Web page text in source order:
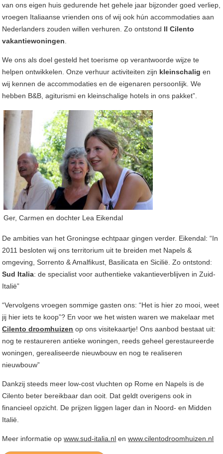
van ons eigen huis gedurende het gehele jaar bijzonder goed verliep,
vroegen Italiaanse vrienden ons of wij ook hún accommodaties aan
Nederlanders zouden willen verhuren. Zo ontstond Il Cilento
vakantiewoningen
We ons als doel gesteld het toerisme op verantwoorde wijze te
helpen ontwikkelen. Onze verhuur activiteiten zijn kleinschalig en
wij kennen de accommodaties en de eigenaren persoonlijk. We
hebben B&B, agiturismi en kleinschalige hotels in ons pakket”.
Ger, Carmen en dochter Lea Eikendal
De ambities van het Groningse echtpaar gingen verder. Eikendal: “In
2011 besloten wij ons territorium uit te breiden met Napels &
omgeving, Sorrento & Amalfikust, Basilicata en Sicilië. Zo ontstond:
Sud Italia: de specialist voor authentieke vakantieverblijven in Zuid-
Italië”
“Vervolgens vroegen sommige gasten ons: “Het is hier zo mooi, weet
jij hier iets te koop”? En voor we het wisten waren we makelaar met
Cilento droomhuizen op ons visitekaartje! Ons aanbod bestaat uit:
nog te restaureren antieke woningen, reeds geheel gerestaureerde
woningen, gerealiseerde nieuwbouw en nog te realiseren
nieuwbouw”
Dankzij steeds meer low-cost vluchten op Rome en Napels is de
Cilento beter bereikbaar dan ooit. Dat geldt overigens ook in
financieel opzicht. De prijzen liggen lager dan in Noord- en Midden
Italië.
Meer informatie opwww.sud-italia.nl enwww.cilentodroomhuizen.nl